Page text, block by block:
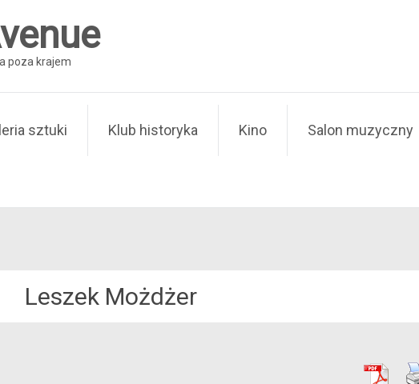
poza krajem
sztuki Klub historyka Kino Salon muzyczny
Leszek Możdżer